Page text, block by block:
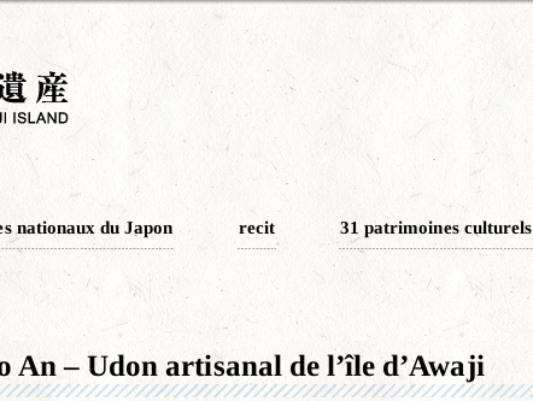
nationaux du Japon recit 31 patrimoines culturels
An – Udon artisanal de l’île d’Awaji